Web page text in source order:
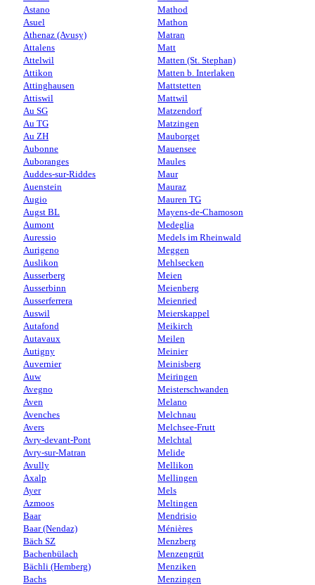
Astano
Asuel
Athenaz (Avusy)
Attalens
Attelwil
Attikon
Attinghausen
Attiswil
Au SG
Au TG
Au ZH
Aubonne
Auboranges
Auddes-sur-Riddes
Auenstein
Augio
Augst BL
Aumont
Auressio
Aurigeno
Auslikon
Ausserberg
Ausserbinn
Ausserferrera
Auswil
Autafond
Autavaux
Autigny
Auvernier
Auw
Avegno
Aven
Avenches
Avers
Avry-devant-Pont
Avry-sur-Matran
Avully
Axalp
Ayer
Azmoos
Baar
Baar (Nendaz)
Bäch SZ
Bachenbülach
Bächli (Hemberg)
Bachs
Mathod
Mathon
Matran
Matt
Matten (St. Stephan)
Matten b. Interlaken
Mattstetten
Mattwil
Matzendorf
Matzingen
Mauborget
Mauensee
Maules
Maur
Mauraz
Mauren TG
Mayens-de-Chamoson
Medeglia
Medels im Rheinwald
Meggen
Mehlsecken
Meien
Meienberg
Meienried
Meierskappel
Meikirch
Meilen
Meinier
Meinisberg
Meiringen
Meisterschwanden
Melano
Melchnau
Melchsee-Frutt
Melchtal
Melide
Mellikon
Mellingen
Mels
Meltingen
Mendrisio
Ménières
Menzberg
Menzengrüt
Menziken
Menzingen